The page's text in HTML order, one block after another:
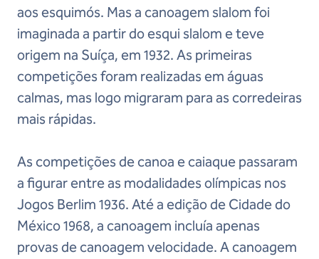
aos esquimós. Mas a canoagem slalom foi
imaginada a partir do esqui slalom e teve
origem na Suíça, em 1932. As primeiras
competições foram realizadas em águas
calmas, mas logo migraram para as corredeiras
mais rápidas.
As competições de canoa e caiaque passaram
a figurar entre as modalidades olímpicas nos
Jogos Berlim 1936. Até a edição de Cidade do
México 1968, a canoagem incluía apenas
provas de canoagem velocidade. A canoagem